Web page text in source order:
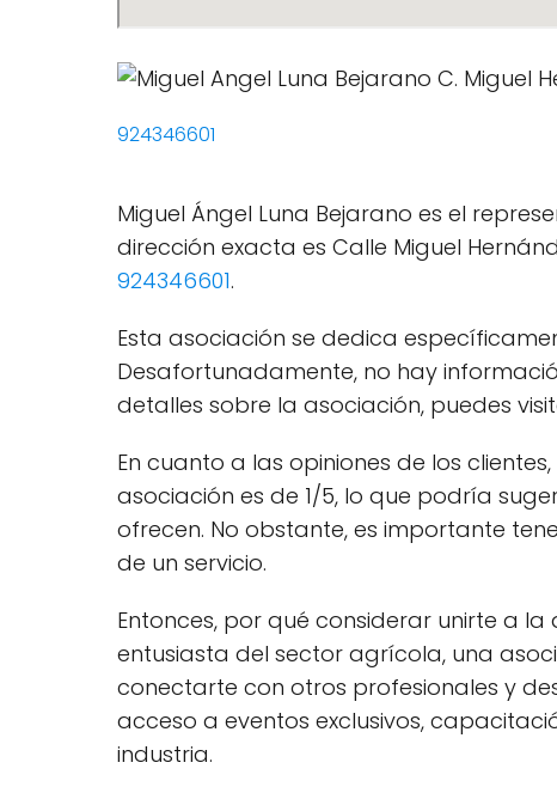
924346601
Miguel Ángel Luna Bejarano es el
dirección exacta es Calle Miguel
924346601.
Esta asociación se dedica
Desafortunadamente, no hay
detalles sobre la asociación, puedes
En cuanto a las opiniones de los
asociación es de 1/5, lo que podría
ofrecen. No obstante, es importante
de un servicio.
Entonces, por qué considerar unirte a
entusiasta del sector agrícola, una
conectarte con otros profesionales y
acceso a eventos exclusivos,
industria.